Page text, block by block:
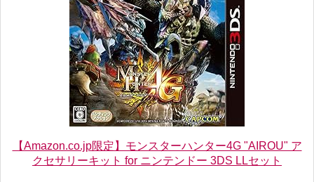
【Amazon.co.jp限定】モンスターハンター4G "AIROU" ア
クセサリーキット for ニンテンドー 3DS LLセット